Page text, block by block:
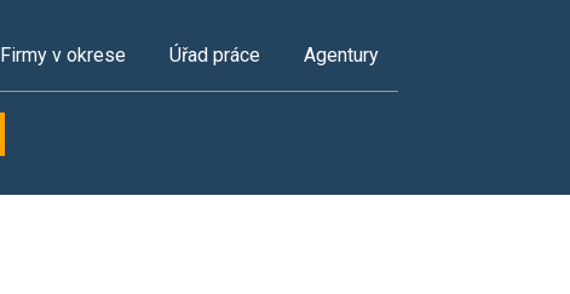
Firmy v okrese Úřad práce Agentury